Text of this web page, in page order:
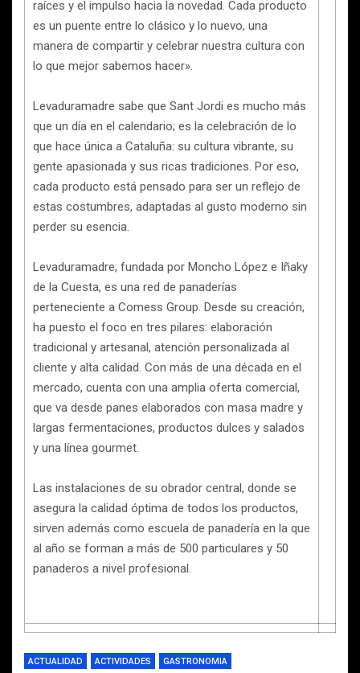
raíces y el impulso hacia la novedad. Cada producto
es un puente entre lo clásico y lo nuevo, una
manera de compartir y celebrar nuestra cultura con
lo que mejor sabemos hacer».
Levaduramadre sabe que Sant Jordi es mucho más
que un día en el calendario; es la celebración de lo
que hace única a Cataluña: su cultura vibrante, su
gente apasionada y sus ricas tradiciones. Por eso,
cada producto está pensado para ser un reflejo de
estas costumbres, adaptadas al gusto moderno sin
perder su esencia.
Levaduramadre, fundada por Moncho López e Iñaky
de la Cuesta, es una red de panaderías
perteneciente a Comess Group. Desde su creación,
ha puesto el foco en tres pilares: elaboración
tradicional y artesanal, atención personalizada al
cliente y alta calidad. Con más de una década en el
mercado, cuenta con una amplia oferta comercial,
que va desde panes elaborados con masa madre y
largas fermentaciones, productos dulces y salados
y una línea gourmet.
Las instalaciones de su obrador central, donde se
asegura la calidad óptima de todos los productos,
sirven además como escuela de panadería en la que
al año se forman a más de 500 particulares y 50
panaderos a nivel profesional.
ACTUALIDAD ACTIVIDADES GASTRONOMIA